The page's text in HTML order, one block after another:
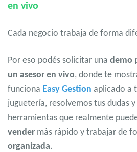
en vivo
Cada negocio trabaja de forma
Por eso podés solicitar una demo
un asesor en vivo, donde te
funciona Easy Gestion aplicado a
juguetería, resolvemos tus dudas
herramientas que realmente
vender más rápido y trabajar de
organizada.